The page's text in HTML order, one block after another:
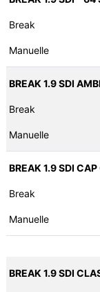
Break
Manuelle
BREAK 1.9 SDI
Break
Manuelle
BREAK 1.9 SDI
Break
Manuelle
BREAK 1.9 SDI